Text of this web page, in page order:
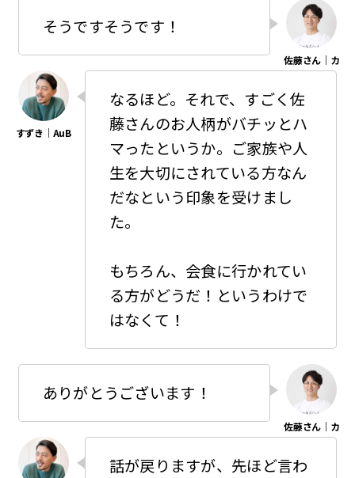
そうですそうです！
なるほど。それで、すごく佐
藤さんのお人柄がバチッとハ
マったというか。ご家族や人
生を大切にされている方なん
だなという印象を受けまし
た。
もちろん、会食に行かれてい
る方がどうだ！というわけで
はなくて！
ありがとうございます！
話が戻りますが、先ほど言わ